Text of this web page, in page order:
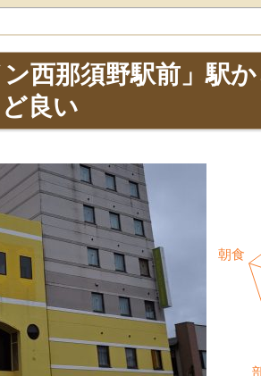
西那須野駅前」駅
良い